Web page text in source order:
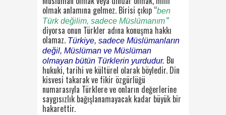
olmak anlamına gelmez. Birisi çıkıp “ben
Türk değilim, sadece Müslümanım“
diyorsa onun Türkler adına konuşma hakkı
olamaz. Türkiye, sadece Müslümanların
değil, Müslüman ve Müslüman
olmayan bütün Türklerin yurdudur. Bu
hukuki, tarihi ve kültürel olarak böyledir. Din
kisvesi takarak ve fikir özgürlüğü
numarasıyla Türklere ve onların değerlerine
saygısızlık bağışlanamayacak kadar büyük bir
hakarettir.